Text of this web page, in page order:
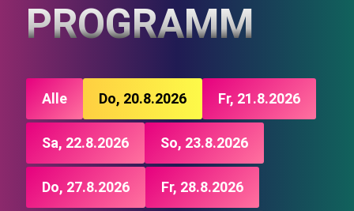
PROGRAMM
Alle Do, 20.8.2026 Fr, 21.8.2026
Sa, 22.8.2026 So, 23.8.2026
Do, 27.8.2026 Fr, 28.8.2026